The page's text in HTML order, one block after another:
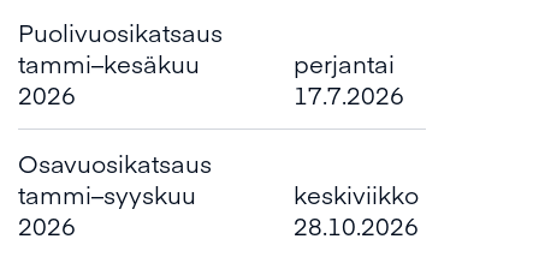
Puolivuosikatsaus
tammi–kesäkuu
2026
perjantai
17.7.2026
Osavuosikatsaus
tammi–syyskuu
2026
keskiviikko
28.10.2026